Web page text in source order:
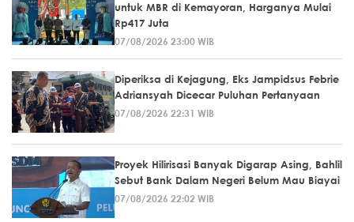
untuk MBR di Kemayoran, Harganya Mulai
Rp417 Juta
07/08/2026 23:00 WIB
Diperiksa di Kejagung, Eks Jampidsus Febrie
Adriansyah Dicecar Puluhan Pertanyaan
07/08/2026 22:31 WIB
Proyek Hilirisasi Banyak Digarap Asing, Bahlil
Sebut Bank Dalam Negeri Belum Mau Biayai
07/08/2026 22:02 WIB